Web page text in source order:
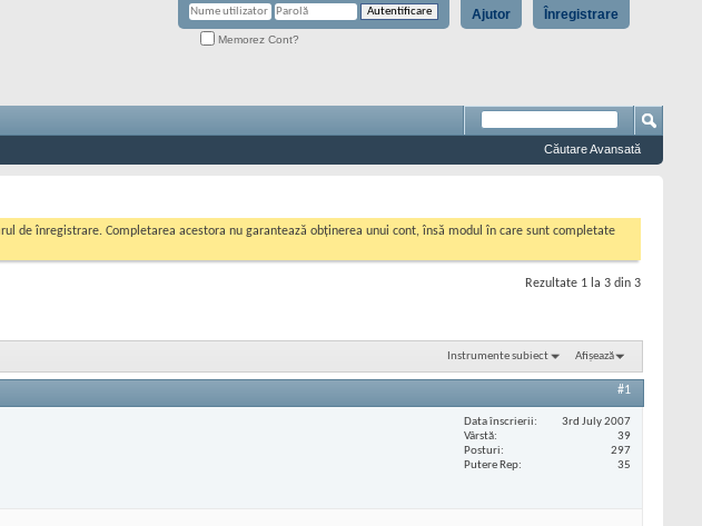
Înregistrare
Ajutor
Memorez Cont?
Căutare Avansată
de înregistrare. Completarea acestora nu garantează obținerea unui cont, însă modul în care sunt completate
Rezultate 1 la 3 din 3
Instrumente subiect Afișează
#1
Data înscrierii
3rd July 2007
Vârstă
39
Posturi
297
Putere Rep
35